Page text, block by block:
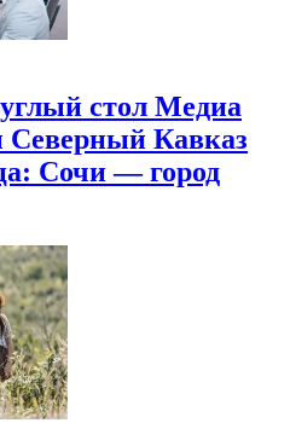
стол Медиа
Кавказ
Сочи — город